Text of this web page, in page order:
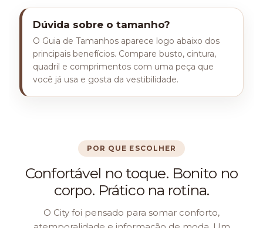
Dúvida sobre o tamanho?
O Guia de Tamanhos aparece logo abaixo dos
principais benefícios. Compare busto, cintura,
quadril e comprimentos com uma peça que
você já usa e gosta da vestibilidade.
POR QUE ESCOLHER
Confortável no toque. Bonito no
corpo. Prático na rotina.
O City foi pensado para somar conforto,